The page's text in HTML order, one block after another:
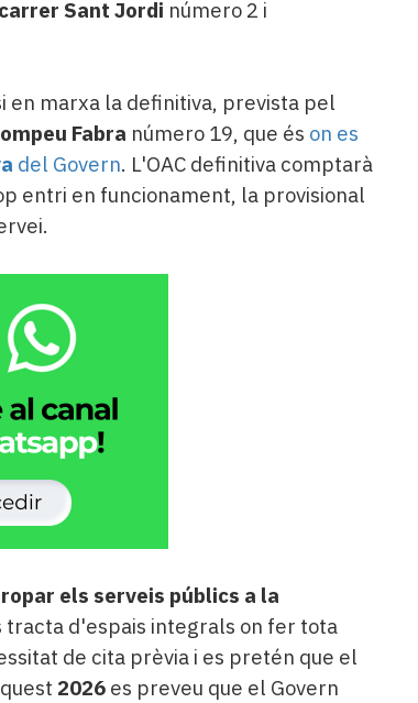
carrer Sant Jordi número 2 i
en marxa la definitiva, prevista pel
Fabra número 19, que és on es
del Govern. L'OAC definitiva comptarà
entri en funcionament, la provisional
els serveis públics a la
tracta d'espais integrals on fer tota
de cita prèvia i es pretén que el
2026es preveu que el Govern